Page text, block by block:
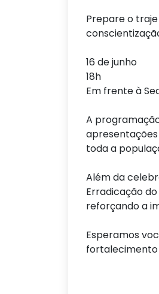
Prepare o
16 de junho
18h
Em frente à
A
apresentações
toda a
Além da
Erradicação
reforçando a
Esperamos
fortalecimento